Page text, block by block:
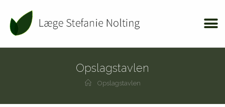
Opslagstavlen
Opslagstavlen